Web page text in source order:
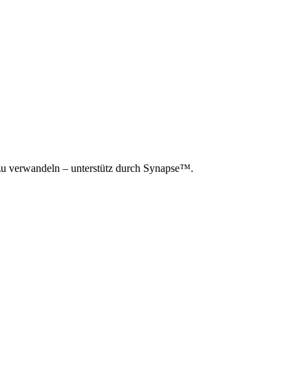
verwandeln – unterstütz durch Synapse™.